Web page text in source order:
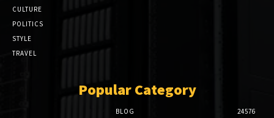
CULTURE
POLITICS
STYLE
TRAVEL
Popular Category
BLOG
24576